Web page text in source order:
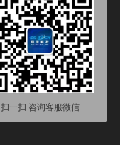
扫一扫 咨询客服微信